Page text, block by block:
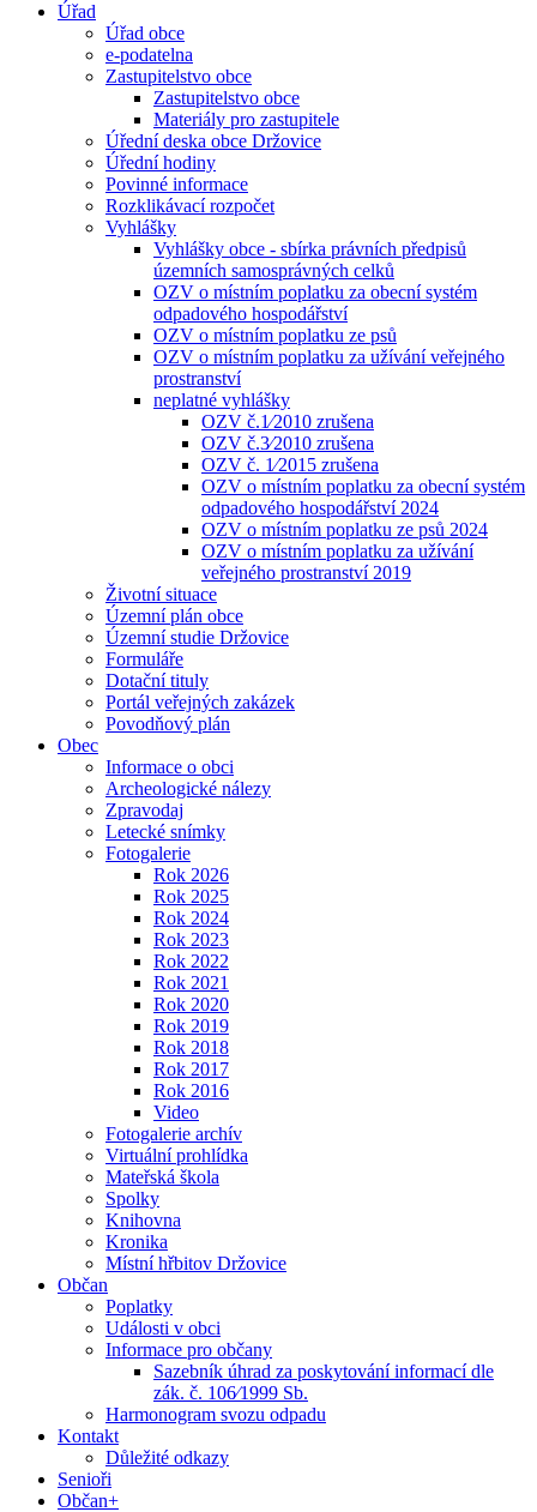
Úřad
Úřad obce
e-podatelna
Zastupitelstvo obce
Zastupitelstvo obce
Materiály pro zastupitele
Úřední deska obce Držovice
Úřední hodiny
Povinné informace
Rozklikávací rozpočet
Vyhlášky
Vyhlášky obce - sbírka právních předpisů
územních samosprávných celků
OZV o místním poplatku za obecní systém
odpadového hospodářství
OZV o místním poplatku ze psů
OZV o místním poplatku za užívání veřejného
prostranství
neplatné vyhlášky
OZV č.1⁄2010 zrušena
OZV č.3⁄2010 zrušena
OZV č. 1⁄2015 zrušena
OZV o místním poplatku za obecní systém
odpadového hospodářství 2024
OZV o místním poplatku ze psů 2024
OZV o místním poplatku za užívání
veřejného prostranství 2019
Životní situace
Územní plán obce
Územní studie Držovice
Formuláře
Dotační tituly
Portál veřejných zakázek
Povodňový plán
Obec
Informace o obci
Archeologické nálezy
Zpravodaj
Letecké snímky
Fotogalerie
Rok 2026
Rok 2025
Rok 2024
Rok 2023
Rok 2022
Rok 2021
Rok 2020
Rok 2019
Rok 2018
Rok 2017
Rok 2016
Video
Fotogalerie archív
Virtuální prohlídka
Mateřská škola
Spolky
Knihovna
Kronika
Místní hřbitov Držovice
Občan
Poplatky
Události v obci
Informace pro občany
Sazebník úhrad za poskytování informací dle
zák. č. 106⁄1999 Sb.
Harmonogram svozu odpadu
Kontakt
Důležité odkazy
Senioři
Občan+